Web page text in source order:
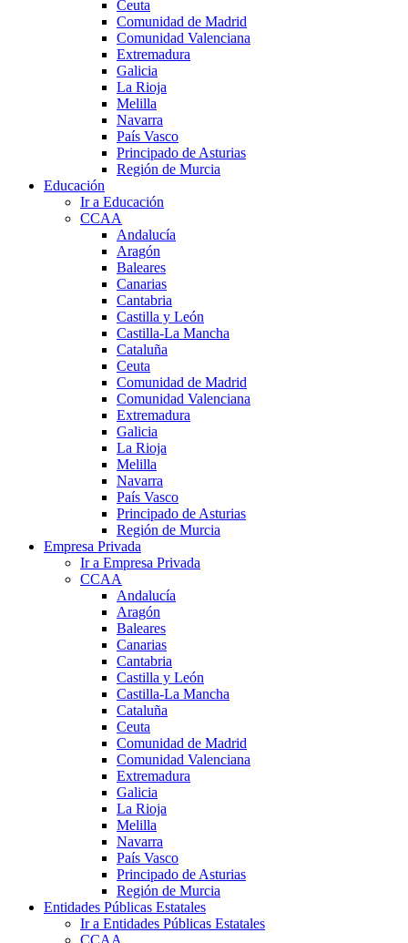
Ceuta
Comunidad de Madrid
Comunidad Valenciana
Extremadura
Galicia
La Rioja
Melilla
Navarra
País Vasco
Principado de Asturias
Región de Murcia
Educación
Ir a Educación
CCAA
Andalucía
Aragón
Baleares
Canarias
Cantabria
Castilla y León
Castilla-La Mancha
Cataluña
Ceuta
Comunidad de Madrid
Comunidad Valenciana
Extremadura
Galicia
La Rioja
Melilla
Navarra
País Vasco
Principado de Asturias
Región de Murcia
Empresa Privada
Ir a Empresa Privada
CCAA
Andalucía
Aragón
Baleares
Canarias
Cantabria
Castilla y León
Castilla-La Mancha
Cataluña
Ceuta
Comunidad de Madrid
Comunidad Valenciana
Extremadura
Galicia
La Rioja
Melilla
Navarra
País Vasco
Principado de Asturias
Región de Murcia
Entidades Públicas Estatales
Ir a Entidades Públicas Estatales
CCAA